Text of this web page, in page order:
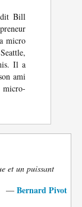
Bill
micro
Il a
ami
et un puissant
— Bernard Pivot